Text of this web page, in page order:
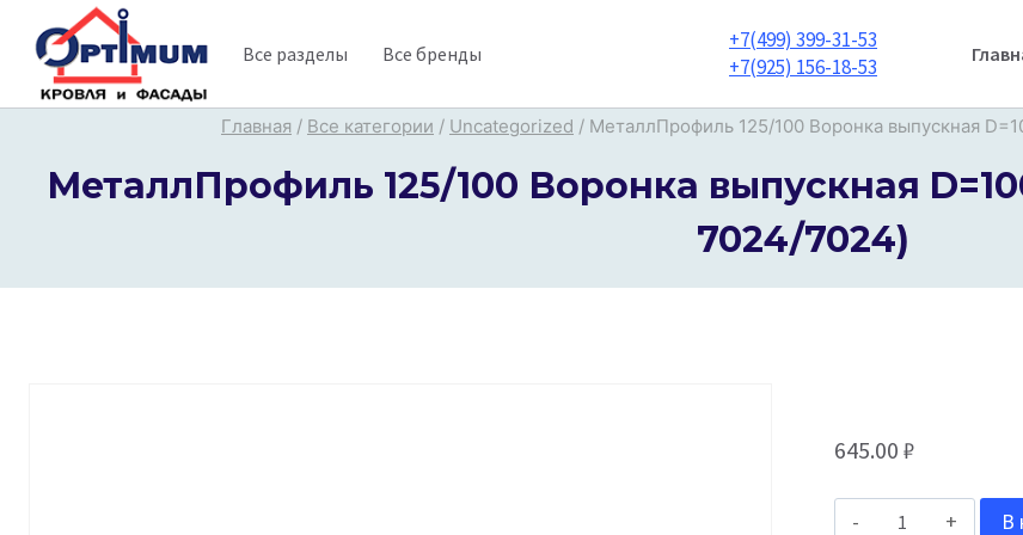
содержимому
Все разделы Все бренды
+7(499) 399-31-53
+7(925) 156-18-53
Главная / Все категории / Uncategorized / МеталлПрофиль 125/100 Воронка выпускная
МеталлПрофиль 125/100 Воронка выпускная
7024/7024)
645.00 ₽
Количество
В